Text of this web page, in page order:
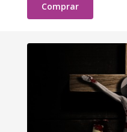
Comprar